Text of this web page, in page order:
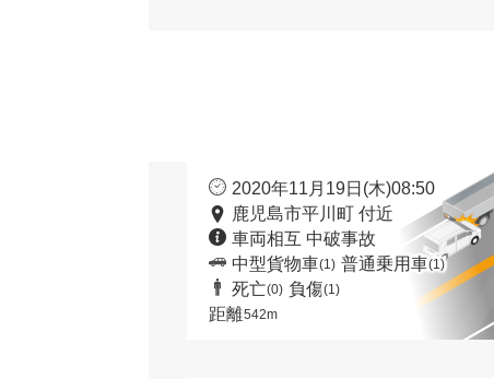
2020年11月19日(木)08:50
鹿児島市平川町 付近
車両相互 中破事故
中型貨物車(1) 普通乗用車(1)
死亡(0) 負傷(1)
距離542m